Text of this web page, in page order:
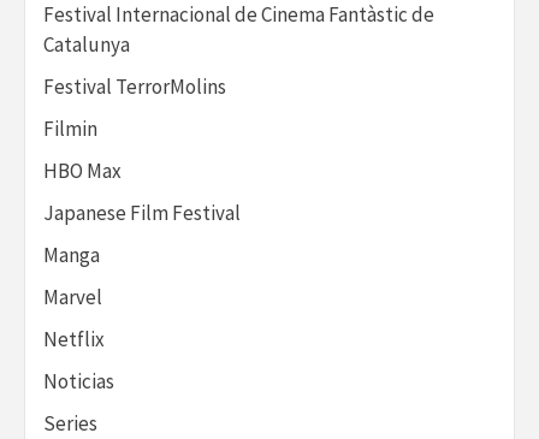
Festival Internacional de Cinema Fantàstic de
Catalunya
Festival TerrorMolins
Filmin
HBO Max
Japanese Film Festival
Manga
Marvel
Netflix
Noticias
Series